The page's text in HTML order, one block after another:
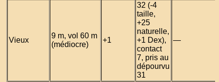
Vieux
9 m, vol 60 m
(médiocre)
+1
32 (-4
taille,
+25
naturelle,
+1 Dex),
contact
7, pris au
dépourvu
31
—